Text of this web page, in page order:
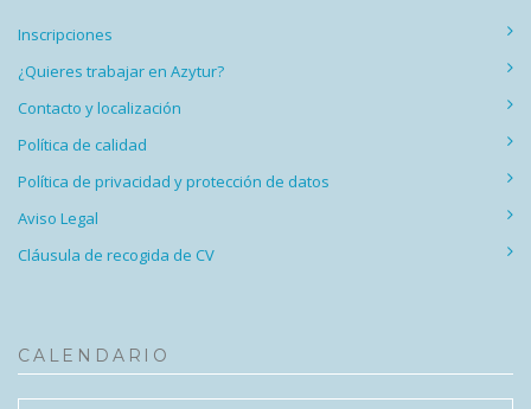
Inscripciones
¿Quieres trabajar en Azytur?
Contacto y localización
Política de calidad
Política de privacidad y protección de datos
Aviso Legal
Cláusula de recogida de CV
CALENDARIO